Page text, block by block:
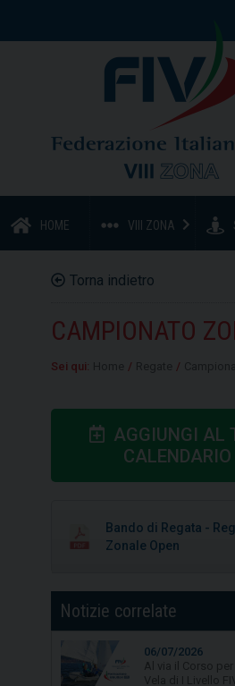
HOME VIII ZONA
Torna indietro
CAMPIONATO
Sei qui: / /
AGGIUNGI AL
CALENDARIO
Bando di Regata -
Zonale Open
Notizie correlate
06/07/2026
Al via il Corso